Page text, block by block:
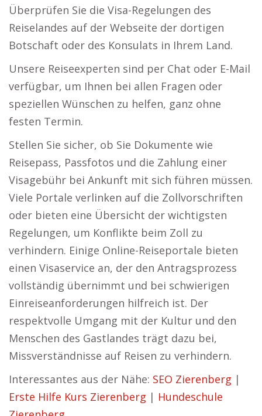
Überprüfen Sie die Visa-Regelungen des
Reiselandes auf der Webseite der dortigen
Botschaft oder des Konsulats in Ihrem Land.
Unsere Reiseexperten sind per Chat oder E-Mail
verfügbar, um Ihnen bei allen Fragen oder
speziellen Wünschen zu helfen, ganz ohne
festen Termin.
Stellen Sie sicher, ob Sie Dokumente wie
Reisepass, Passfotos und die Zahlung einer
Visagebühr bei Ankunft mit sich führen müssen.
Viele Portale verlinken auf die Zollvorschriften
oder bieten eine Übersicht der wichtigsten
Regelungen, um Konflikte beim Zoll zu
verhindern. Einige Online-Reiseportale bieten
einen Visaservice an, der den Antragsprozess
vollständig übernimmt und bei schwierigen
Einreiseanforderungen hilfreich ist. Der
respektvolle Umgang mit der Kultur und den
Menschen des Gastlandes trägt dazu bei,
Missverständnisse auf Reisen zu verhindern.
Interessantes aus der Nähe: SEO Zierenberg |
Erste Hilfe Kurs Zierenberg | Hundeschule